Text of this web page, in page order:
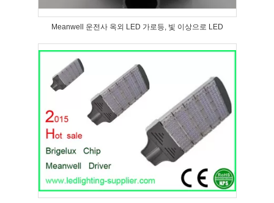
Meanwell 운전사 옥외 LED 가로등, 빛 이상으로 LED